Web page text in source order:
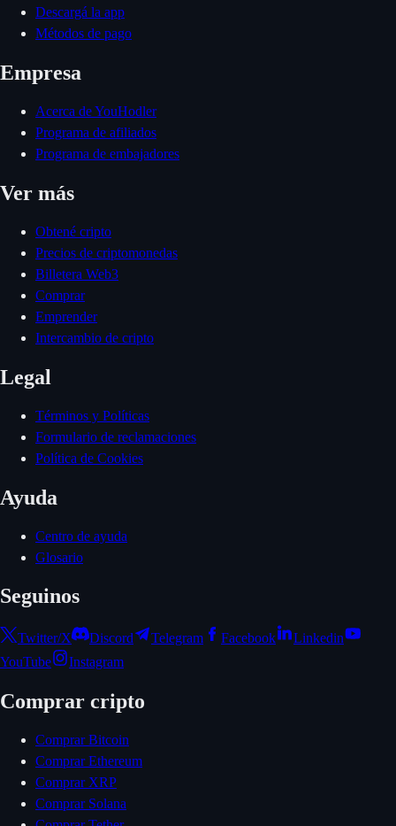
Descargá la app
Métodos de pago
Empresa
Acerca de YouHodler
Programa de afiliados
Programa de embajadores
Ver más
Obtené cripto
Precios de criptomonedas
Billetera Web3
Comprar
Emprender
Intercambio de cripto
Legal
Términos y Políticas
Formulario de reclamaciones
Política de Cookies
Ayuda
Centro de ayuda
Glosario
Seguinos
Twitter/X Discord Telegram Facebook
Linkedin
YouTube
Instagram
Comprar cripto
Comprar Bitcoin
Comprar Ethereum
Comprar XRP
Comprar Solana